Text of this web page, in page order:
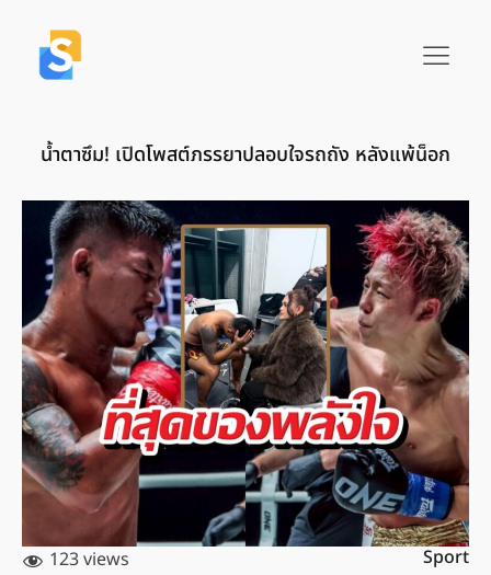
น้ำตาซึม! เปิดโพสต์ภรรยาปลอบใจรถถัง หลังแพ้น็อก
123 views Sport